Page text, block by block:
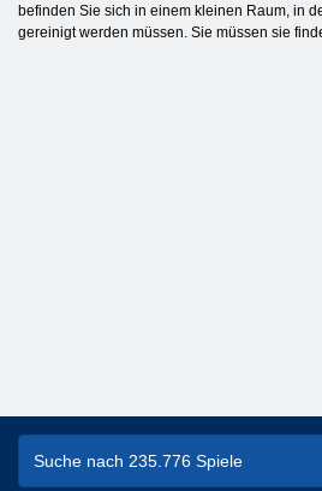
befinden Sie sich in einem kleinen Raum, in
gereinigt werden müssen. Sie müssen sie